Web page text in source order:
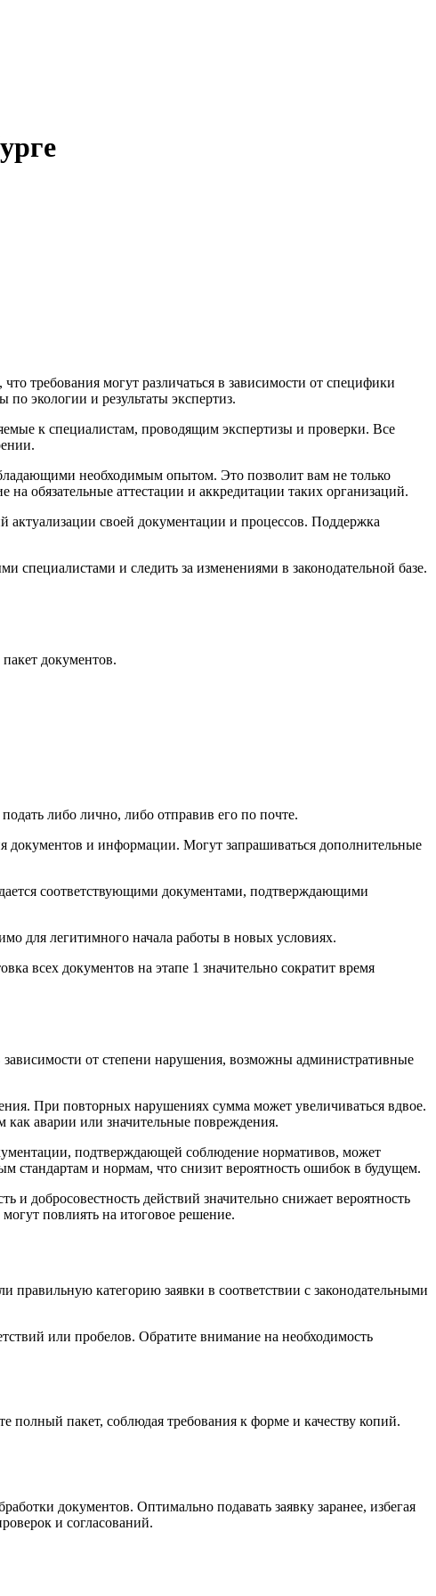
требования могут различаться в зависимости от специфики
экологии и результаты экспертиз.
к специалистам, проводящим экспертизы и проверки. Все
необходимым опытом. Это позволит вам не только
обязательные аттестации и аккредитации таких организаций.
актуализации своей документации и процессов. Поддержка
специалистами и следить за изменениями в законодательной базе.
документов.
либо лично, либо отправив его по почте.
документов и информации. Могут запрашиваться дополнительные
соответствующими документами, подтверждающими
для легитимного начала работы в новых условиях.
всех документов на этапе 1 значительно сократит время
от степени нарушения, возможны административные
При повторных нарушениях сумма может увеличиваться вдвое.
как аварии или значительные повреждения.
подтверждающей соблюдение нормативов, может
стандартам и нормам, что снизит вероятность ошибок в будущем.
добросовестность действий значительно снижает вероятность
повлиять на итоговое решение.
категорию заявки в соответствии с законодательными
или пробелов. Обратите внимание на необходимость
пакет, соблюдая требования к форме и качеству копий.
документов. Оптимально подавать заявку заранее, избегая
и согласований.